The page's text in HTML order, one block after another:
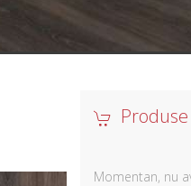
Momentan, nu